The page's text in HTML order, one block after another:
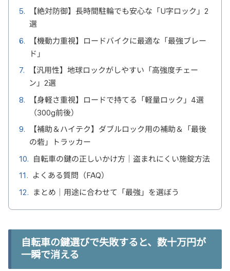
【絶対防御】長時間駐輪でも安心な「U字ロック」2
選
【機動力重視】ロードバイクに最適な「最強ブレー
ド」
【汎用性】地球ロックがしやすい「高強度チェー
ン」2選
【身軽さ重視】ロードで持てる「軽量ロック」4選
（300g前後）
【補助＆ハイテク】ダブルロック用の補助＆「最後
の砦」トラッカー
自転車の鍵の正しいかけ方｜盗まれにくい施錠方法
よくある質問（FAQ）
まとめ｜用途に合わせて「最強」を選ぼう
自転車の鍵選びで失敗すると、数十万円が
一瞬で消える